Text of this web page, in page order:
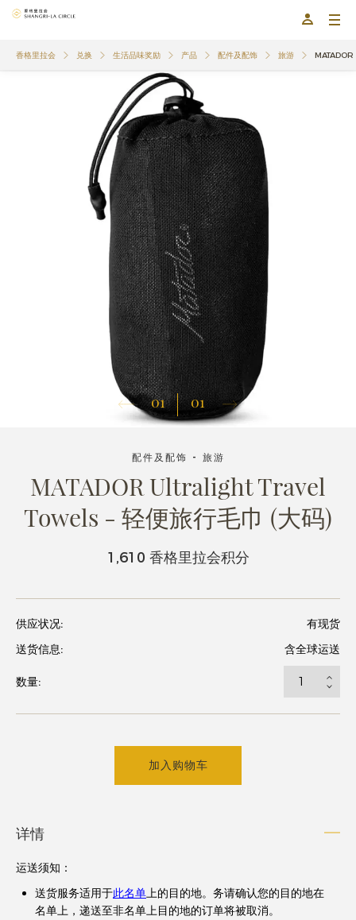
香格里拉会 兑换 生活品味奖励 产品 配件及配饰 旅游
01 01
配件及配饰 - 旅游
MATADOR Ultralight Travel
Towels - 轻便旅行毛巾 (大码)
1,610 香格里拉会积分
供应状况:
有现货
送货信息:
含全球运送
数量:
加入购物车
详情
运送须知 ：
送货服务适用于此名单上的目的地。务请确认您的目的地在
名单上，递送至非名单上目的地的订单将被取消。